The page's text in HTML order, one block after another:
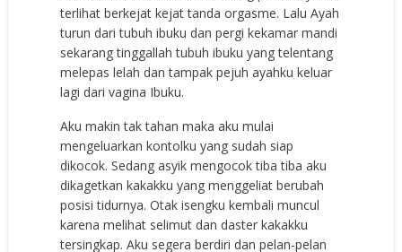
terlihat berkejat kejat tanda orgasme. Lalu Ayah
turun dari tubuh ibuku dan pergi kekamar mandi
sekarang tinggallah tubuh ibuku yang telentang
melepas lelah dan tampak pejuh ayahku keluar
lagi dari vagina Ibuku.
Aku makin tak tahan maka aku mulai
mengeluarkan kontolku yang sudah siap
dikocok. Sedang asyik mengocok tiba tiba aku
dikagetkan kakakku yang menggeliat berubah
posisi tidurnya. Otak isengku kembali muncul
karena melihat selimut dan daster kakakku
tersingkap. Aku segera berdiri dan pelan-pelan